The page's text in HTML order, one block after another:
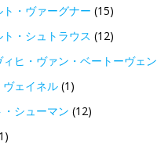
ト・ヴァーグナー (15)
ト・シュトラウス (12)
ィヒ・ヴァン・ベートーヴェン
ヴェイネル (1)
・シューマン (12)